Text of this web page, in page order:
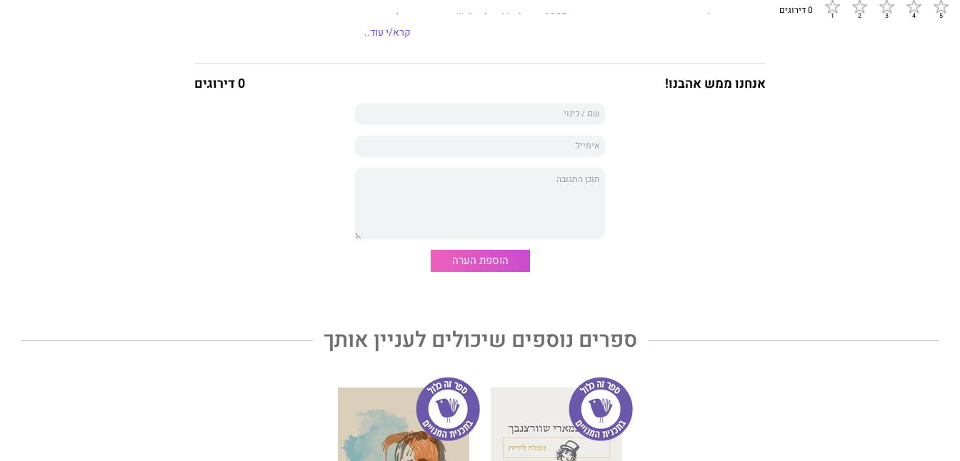
0 דירוגים
על המהדורה הראשונה שהופיעה ב-1933 ב-Jüdischer Verlag כתב הרמן ולמן:
הוא אחד מספרי הפרוזה היפים
נרטיבית של הבלתי חדיר״.
ה׳תמציות׳ מובאות בסדר כרונולוגי משש תחנות בחייה של יוקל: וינה, ברלין, פראג,
בלבד וניתן היה להניח אותם זה על גבי זה ולהביט בהם מלמעלה, היה לרגע עוצר
קרא/י עוד..
אנחנו ממש אהבנו! 0 דירוגים
הוספת הערה
ספרים נוספים שיכולים לעניין אותך